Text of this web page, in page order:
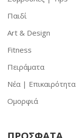
Παιδί
Art & Design
Fitness
Πειράματα
Νέα | Επικαιρότητα
Ομορφιά